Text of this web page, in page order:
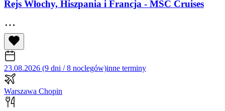
Rejs Włochy, Hiszpania i Francja - MSC Cruises
23.08.2026 (9 dni / 8 noclegów)inne terminy
Warszawa Chopin